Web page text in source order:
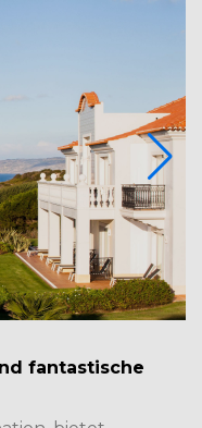
fantastische